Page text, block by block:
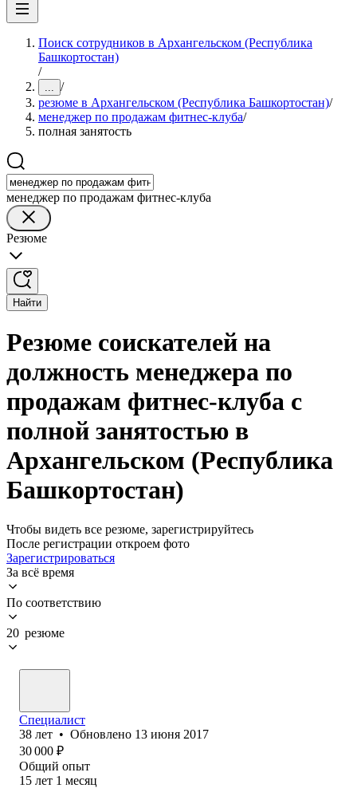
Поиск сотрудников в Архангельском (Республика
Башкортостан)
/
... /
резюме в Архангельском (Республика Башкортостан)/
менеджер по продажам фитнес-клуба/
полная занятость
менеджер по продажам фитнес-клуба
Резюме
Найти
Резюме соискателей на
должность менеджера по
продажам фитнес-клуба с
полной занятостью в
Архангельском (Республика
Башкортостан)
Чтобы видеть все резюме, зарегистрируйтесь
После регистрации откроем фото
Зарегистрироваться
За всё время
По соответствию
20 резюме
Специалист
38 лет • Обновлено 13 июня 2017
30 000 ₽
Общий опыт
15 лет 1 месяц